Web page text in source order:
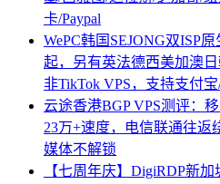
卡/Paypal
WePC韩国SEJONG双ISP
起，另有英法德西美加澳
非TikTok VPS，支持支付宝
云途香港BGP VPS测评：
23万+速度，电信联通往返
媒体不解锁
【七周年庆】DigiRDP新